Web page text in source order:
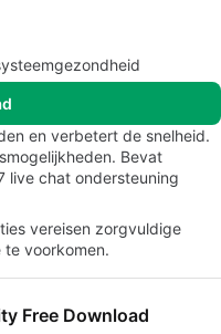
en verbetert de snelheid.
Bevat
live chat ondersteuning
vereisen zorgvuldige
voorkomen.
Free Download